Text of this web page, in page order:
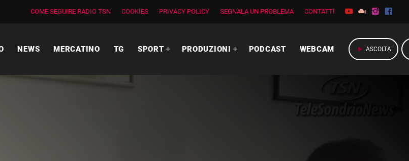
COME SEGUIRE RADIO TSN COOKIES PRIVACY POLICY SEGNALA UN PROBLEMA CONTATTI
NEWS MERCATINO TG SPORT PRODUZIONI PODCAST WEBCAM play_arrow ASCOLTA